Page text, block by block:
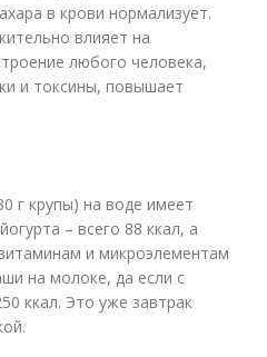
в крови нормализует.
влияет на
любого человека,
и токсины, повышает
г крупы) на воде имеет
– всего 88 ккал, а
и микроэлементам
на молоке, да если с
ккал. Это уже завтрак